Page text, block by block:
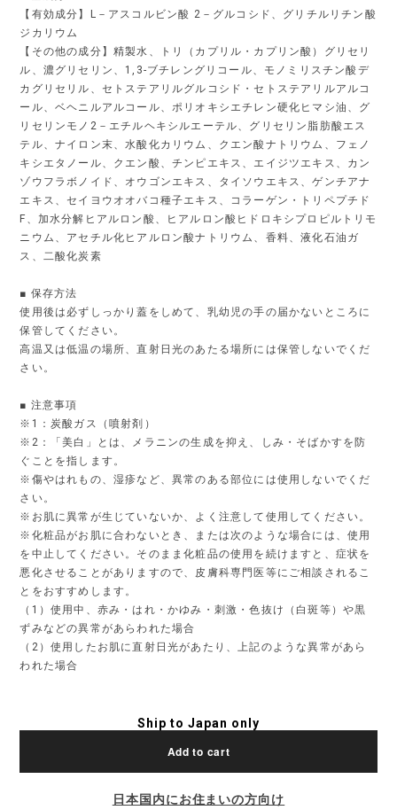
【有効成分】L－アスコルビン酸 2－グルコシド、グリチルリチン酸
ジカリウム
【その他の成分】精製水、トリ（カプリル・カプリン酸）グリセリ
ル、濃グリセリン、1,3-ブチレングリコール、モノミリスチン酸デ
カグリセリル、セトステアリルグルコシド・セトステアリルアルコ
ール、ベヘニルアルコール、ポリオキシエチレン硬化ヒマシ油、グ
リセリンモノ2－エチルヘキシルエーテル、グリセリン脂肪酸エス
テル、ナイロン末、水酸化カリウム、クエン酸ナトリウム、フェノ
キシエタノール、クエン酸、チンピエキス、エイジツエキス、カン
ゾウフラボノイド、オウゴンエキス、タイソウエキス、ゲンチアナ
エキス、セイヨウオオバコ種子エキス、コラーゲン・トリペプチド
F、加水分解ヒアルロン酸、ヒアルロン酸ヒドロキシプロピルトリモ
ニウム、アセチル化ヒアルロン酸ナトリウム、香料、液化石油ガ
ス、二酸化炭素
■ 保存方法
使用後は必ずしっかり蓋をしめて、乳幼児の手の届かないところに
保管してください。
高温又は低温の場所、直射日光のあたる場所には保管しないでくだ
さい。
■ 注意事項
※1：炭酸ガス（噴射剤）
※2：「美白」とは、メラニンの生成を抑え、しみ・そばかすを防
ぐことを指します。
※傷やはれもの、湿疹など、異常のある部位には使用しないでくだ
さい。
※お肌に異常が生じていないか、よく注意して使用してください。
※化粧品がお肌に合わないとき、または次のような場合には、使用
を中止してください。そのまま化粧品の使用を続けますと、症状を
悪化させることがありますので、皮膚科専門医等にご相談されるこ
とをおすすめします。
（1）使用中、赤み・はれ・かゆみ・刺激・色抜け（白斑等）や黒
ずみなどの異常があらわれた場合
（2）使用したお肌に直射日光があたり、上記のような異常があら
われた場合
Ship to Japan only
Add to cart
日本国内にお住まいの方向け